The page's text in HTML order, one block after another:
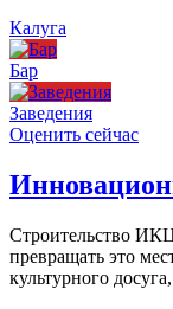
Калуга
Бар
Заведения
Оценить сейчас
Строительство ИКЦ
превращать это
культурного